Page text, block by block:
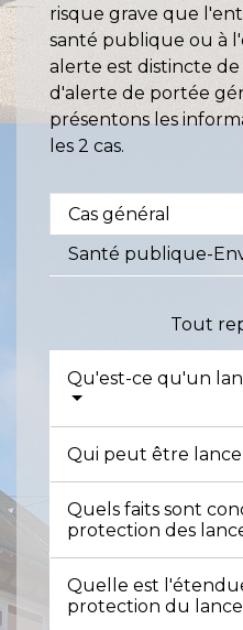
risque grave que
santé publique ou à
alerte est distincte
d'alerte de portée
présentons les
les 2 cas.
Cas général
Santé publique-
Tout
Qu'est-ce qu'un
Qui peut être
Quels faits sont
protection des
Quelle est
protection du